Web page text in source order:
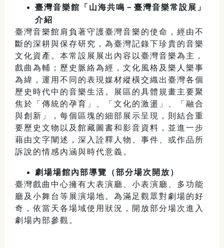
臺灣音樂館「山海共鳴－臺灣音樂常設展」
介紹
臺灣音樂館肩負著守護臺灣音樂的使命，經由不
斷的深耕與保存研究，為臺灣記錄下珍貴的音樂
文化資產。本常設展展出內容以臺灣音樂為主，
戲曲為輔；歷史脈絡為經，文化風格及樂人樂事
為緯，運用不同的表現媒材縱橫交織出臺灣各個
歷史時代中的音樂生活。展區的具體規畫主要聚
焦於「傳統的孕育」、「文化的激盪」、「融合
與創新」，每個區塊的細部展示呈現，則結合重
要歷史文物以及館藏圖書和影音資料，並進一步
藉由文字闡述，深入詮釋人物、事件、或作品所
訴說的情感內涵與時代意義。
劇場場館內部導覽（部分場次開放）
臺灣戲曲中心擁有大表演廳、小表演廳、多功能
廳及小舞台等展演場地。為滿足觀眾對劇場的好
奇，依當天各場域使用狀況，開放部分場次進入
劇場內部參觀。